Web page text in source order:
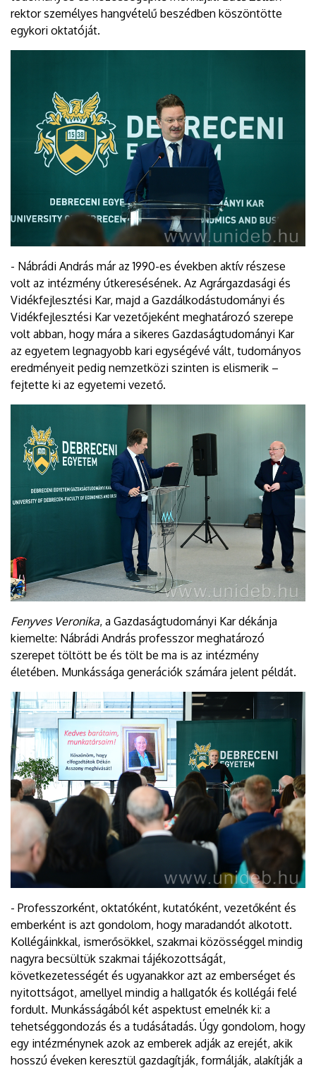
rektor személyes hangvételű beszédben köszöntötte
egykori oktatóját.
- Nábrádi András már az 1990-es években aktív részese
volt az intézmény útkeresésének. Az Agrárgazdasági és
Vidékfejlesztési Kar, majd a Gazdálkodástudományi és
Vidékfejlesztési Kar vezetőjeként meghatározó szerepe
volt abban, hogy mára a sikeres Gazdaságtudományi Kar
az egyetem legnagyobb kari egységévé vált, tudományos
eredményeit pedig nemzetközi szinten is elismerik –
fejtette ki az egyetemi vezető.
Fenyves Veronika, a Gazdaságtudományi Kar dékánja
kiemelte: Nábrádi András professzor meghatározó
szerepet töltött be és tölt be ma is az intézmény
életében. Munkássága generációk számára jelent példát.
- Professzorként, oktatóként, kutatóként, vezetőként és
emberként is azt gondolom, hogy maradandót alkotott.
Kollégáinkkal, ismerősökkel, szakmai közösséggel mindig
nagyra becsültük szakmai tájékozottságát,
következetességét és ugyanakkor azt az emberséget és
nyitottságot, amellyel mindig a hallgatók és kollégái felé
fordult. Munkásságából két aspektust emelnék ki: a
tehetséggondozás és a tudásátadás. Úgy gondolom, hogy
egy intézménynek azok az emberek adják az erejét, akik
hosszú éveken keresztül gazdagítják, formálják, alakítják a